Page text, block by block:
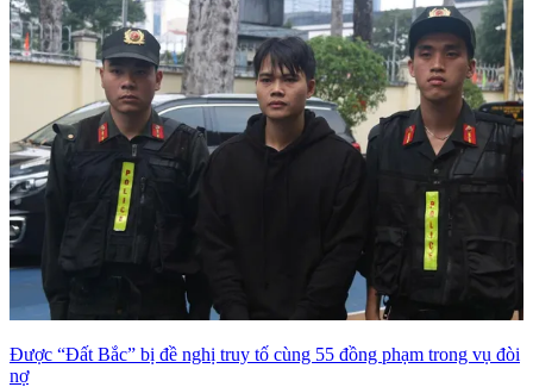
Được “Đất Bắc” bị đề nghị truy tố cùng 55 đồng phạm trong vụ đòi
nợ